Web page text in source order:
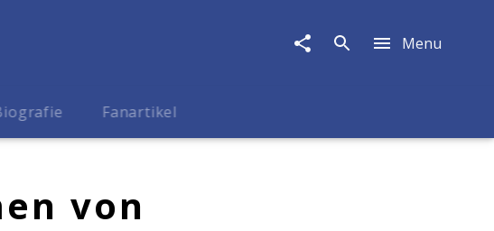
Menu
Fanartikel
von